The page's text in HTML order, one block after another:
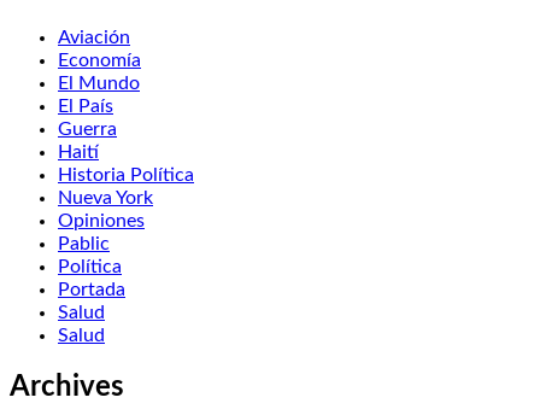
Aviación
Economía
El Mundo
El País
Guerra
Haití
Historia Política
Nueva York
Opiniones
Pablic
Política
Portada
Salud
Salud
Archives